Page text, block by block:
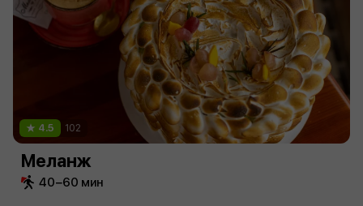
4.5 102
Меланж
40−60 мин